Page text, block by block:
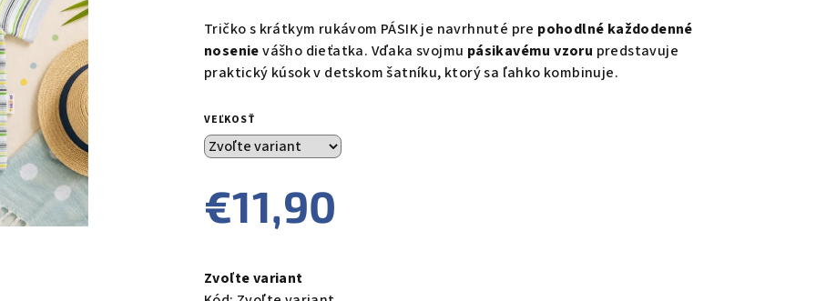
produktu
z
hviezdičiek.
Tričko s krátkym rukávom PÁSIK je navrhnuté pre pohodlné každodenné
nosenievášho dieťatka. Vďaka svojmu pásikavému vzoru predstavuje
praktický kúsok v detskom šatníku, ktorý sa ľahko kombinuje.
VEĽKOSŤ
€11,90
cena:
Zvoľte variant